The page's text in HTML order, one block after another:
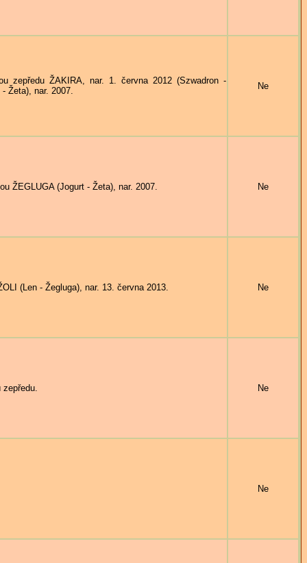
zepředu ŽAKIRA, nar. 1. června 2012 (Szwadron -
Žeta), nar. 2007.
Ne
ŽEGLUGA (Jogurt - Žeta), nar. 2007. Ne
(Len - Žegluga), nar. 13. června 2013. Ne
Ne
Ne